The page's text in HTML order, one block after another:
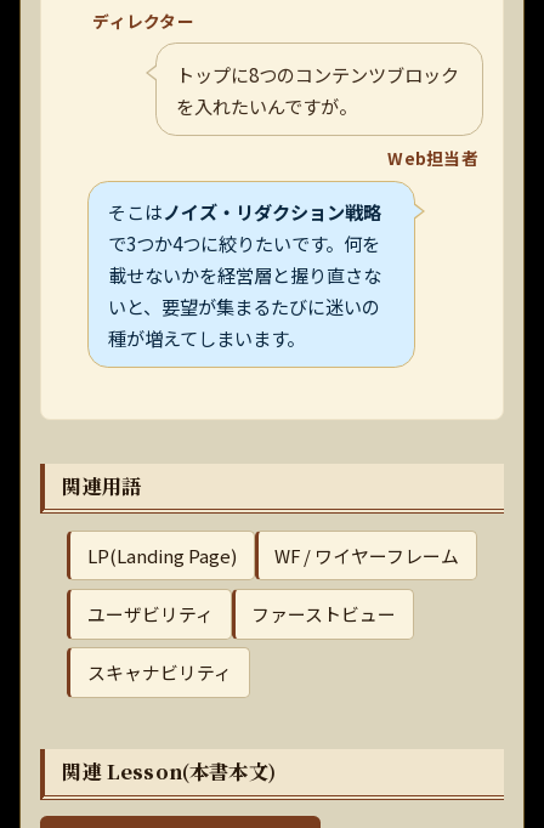
ディレクター
トップに8つのコンテンツブロック
を入れたいんですが。
Web担当者
そこはノイズ・リダクション戦略
で3つか4つに絞りたいです。何を
載せないかを経営層と握り直さな
いと、要望が集まるたびに迷いの
種が増えてしまいます。
関連用語
LP(Landing Page) WF / ワイヤーフレーム
ユーザビリティ ファーストビュー
スキャナビリティ
関連 Lesson(本書本文)